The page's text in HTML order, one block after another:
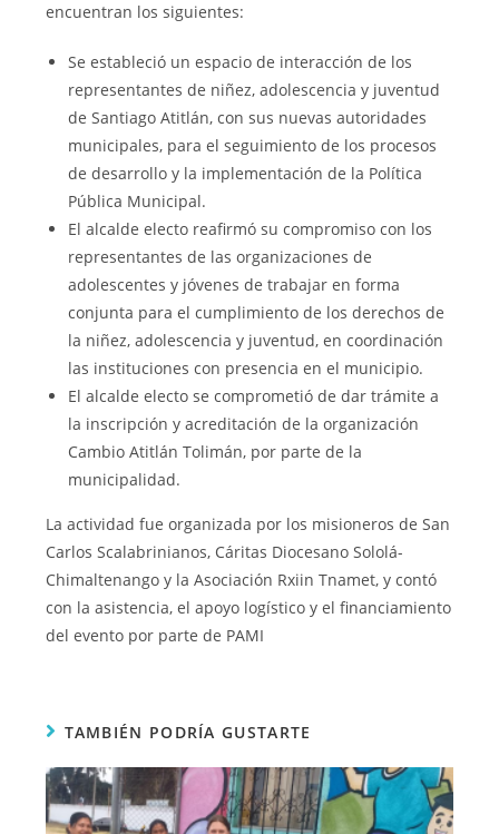
encuentran los siguientes:
Se estableció un espacio de interacción de los
representantes de niñez, adolescencia y juventud
de Santiago Atitlán, con sus nuevas autoridades
municipales, para el seguimiento de los procesos
de desarrollo y la implementación de la Política
Pública Municipal.
El alcalde electo reafirmó su compromiso con los
representantes de las organizaciones de
adolescentes y jóvenes de trabajar en forma
conjunta para el cumplimiento de los derechos de
la niñez, adolescencia y juventud, en coordinación
las instituciones con presencia en el municipio.
El alcalde electo se comprometió de dar trámite a
la inscripción y acreditación de la organización
Cambio Atitlán Tolimán, por parte de la
municipalidad.
La actividad fue organizada por los misioneros de San
Carlos Scalabrinianos, Cáritas Diocesano Sololá-
Chimaltenango y la Asociación Rxiin Tnamet, y contó
con la asistencia, el apoyo logístico y el financiamiento
del evento por parte de PAMI
TAMBIÉN PODRÍA GUSTARTE